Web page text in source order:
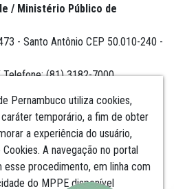
Pernambuco utiliza cookies,
temporário, a fim de obter
a experiência do usuário,
A navegação no portal
procedimento, em linha com
do MPPE disponível
/ Ministério Público de
- Santo Antônio CEP 50.010-240 -
(81) 3182-7000